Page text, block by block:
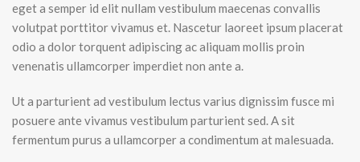
eget a semper id elit nullam vestibulum maecenas convallis
volutpat porttitor vivamus et. Nascetur laoreet ipsum placerat
odio a dolor torquent adipiscing ac aliquam mollis proin
venenatis ullamcorper imperdiet non ante a.
Ut a parturient ad vestibulum lectus varius dignissim fusce mi
posuere ante vivamus vestibulum parturient sed. A sit
fermentum purus a ullamcorper a condimentum at malesuada.